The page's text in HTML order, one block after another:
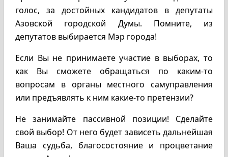
голос, за достойных кандидатов в депутаты
Азовской городской Думы. Помните, из
депутатов выбирается Мэр города!
Если Вы не принимаете участие в выборах, то
как Вы сможете обращаться по каким-то
вопросам в органы местного самуправления
или предъявлять к ним какие-то претензии?
Не занимайте пассивной позиции! Сделайте
свой выбор! От него будет зависеть дальнейшая
Ваша судьба, благосостояние и процветание